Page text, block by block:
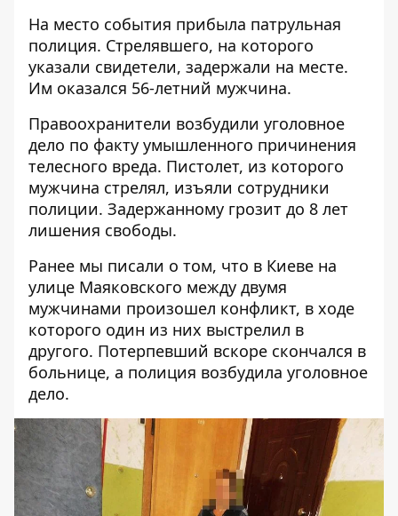
На место события прибыла патрульная
полиция. Стрелявшего, на которого
указали свидетели, задержали на месте.
Им оказался 56-летний мужчина.
Правоохранители возбудили уголовное
дело по факту умышленного причинения
телесного вреда. Пистолет, из которого
мужчина стрелял, изъяли сотрудники
полиции. Задержанному грозит до 8 лет
лишения свободы.
Ранее мы писали о том, что в Киеве на
улице Маяковского между двумя
мужчинами произошел конфликт, в ходе
которого один из них выстрелил в
другого. Потерпевший вскоре скончался в
больнице, а полиция возбудила уголовное
дело.